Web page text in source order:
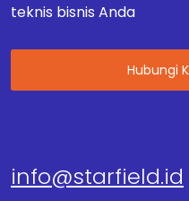
teknis bisnis Anda
Hubungi
info@starfield.id